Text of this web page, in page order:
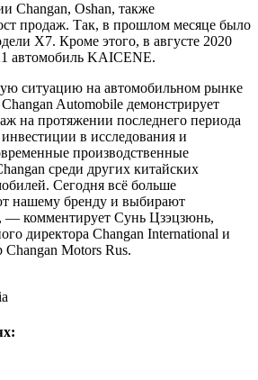
Changan, Oshan, также
продаж. Так, в прошлом месяце было
X7. Кроме этого, в августе 2020
автомобиль KAICENE.
ситуацию на автомобильном рынке
Automobile демонстрирует
на протяжении последнего периода
в исследования и
производственные
среди других китайских
Сегодня всё больше
нашему бренду и выбирают
— комментирует Сунь Цзэцзюнь,
директора Changan International и
Changan Motors Rus.